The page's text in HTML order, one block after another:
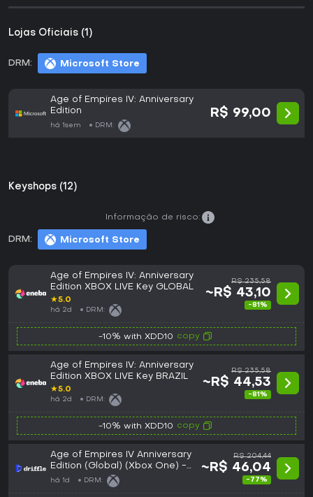
Lojas Oficiais (1)
DRM: Microsoft Store
Age of Empires IV: Anniversary
Edition
há 1sem DRM:
R$ 99,00
Keyshops (12)
DRM: Microsoft Store
Informação de risco:
Age of Empires IV: Anniversary
Edition XBOX LIVE Key GLOBAL
★5.0
há 2d DRM:
R$ 235,58
~R$ 43,10
-81%
-10% with XDD10 copy
Age of Empires IV: Anniversary
Edition XBOX LIVE Key BRAZIL
★5.0
há 2d DRM:
R$ 235,58
~R$ 44,53
-81%
-10% with XDD10 copy
Age of Empires IV Anniversary
Edition (Global) (Xbox One) -
Xbox Live - Digital Key
há 1d DRM:
R$ 204,44
~R$ 46,04
-77%